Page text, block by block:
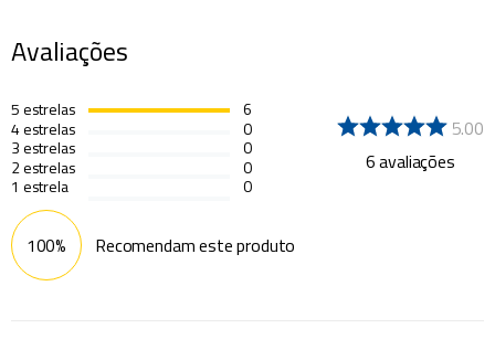
Avaliações
5estrelas
4estrelas
3estrelas
2estrelas
1 estrela
6
0
0
0
0
5.00
6avaliações
100% Recomendam este produto